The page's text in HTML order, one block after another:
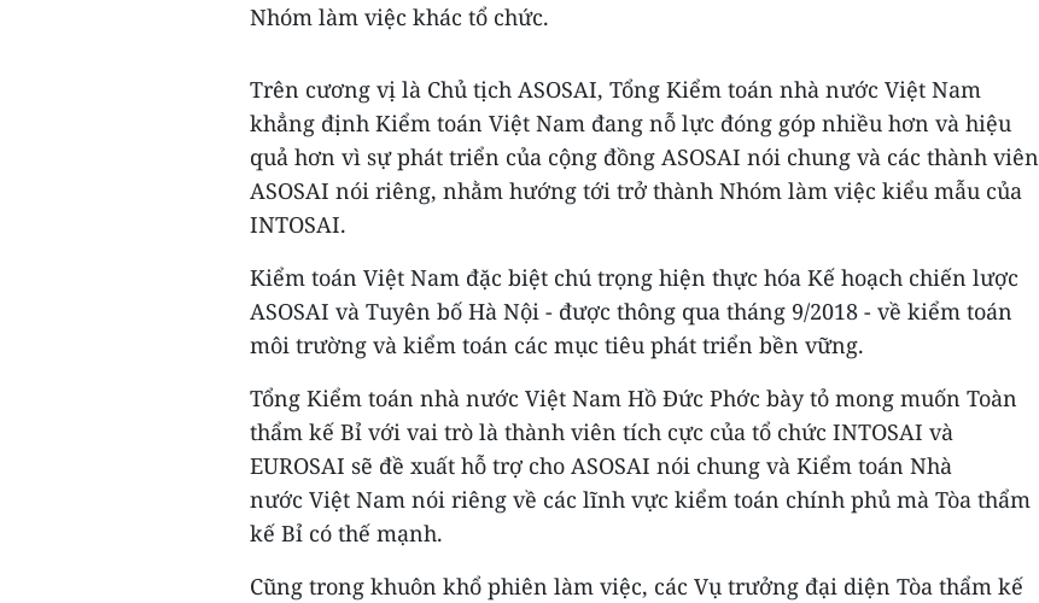
Nhóm làm việc khác tổ chức.
Trên cương vị là Chủ tịch ASOSAI, Tổng Kiểm toán nhà nước Việt Nam
khẳng định Kiểm toán Việt Nam đang nỗ lực đóng góp nhiều hơn và hiệu
quả hơn vì sự phát triển của cộng đồng ASOSAI nói chung và các thành viên
ASOSAI nói riêng, nhằm hướng tới trở thành Nhóm làm việc kiểu mẫu của
INTOSAI.
Kiểm toán Việt Nam đặc biệt chú trọng hiện thực hóa Kế hoạch chiến lược
ASOSAI và Tuyên bố Hà Nội - được thông qua tháng 9/2018 - về kiểm toán
môi trường và kiểm toán các mục tiêu phát triển bền vững.
Tổng Kiểm toán nhà nước Việt Nam Hồ Đức Phớc bày tỏ mong muốn Toàn
thẩm kế Bỉ với vai trò là thành viên tích cực của tổ chức INTOSAI và
EUROSAI sẽ đề xuất hỗ trợ cho ASOSAI nói chung và Kiểm toán Nhà
nước Việt Nam nói riêng về các lĩnh vực kiểm toán chính phủ mà Tòa thẩm
kế Bỉ có thế mạnh.
Cũng trong khuôn khổ phiên làm việc, các Vụ trưởng đại diện Tòa thẩm kế